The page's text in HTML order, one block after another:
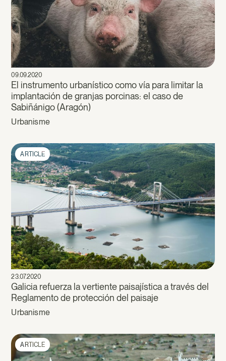
09.09.2020
El instrumento urbanístico como vía para limitar la
implantación de granjas porcinas: el caso de
Sabiñánigo (Aragón)
Urbanisme
ARTICLE
23.07.2020
Galicia refuerza la vertiente paisajística a través del
Reglamento de protección del paisaje
Urbanisme
ARTICLE